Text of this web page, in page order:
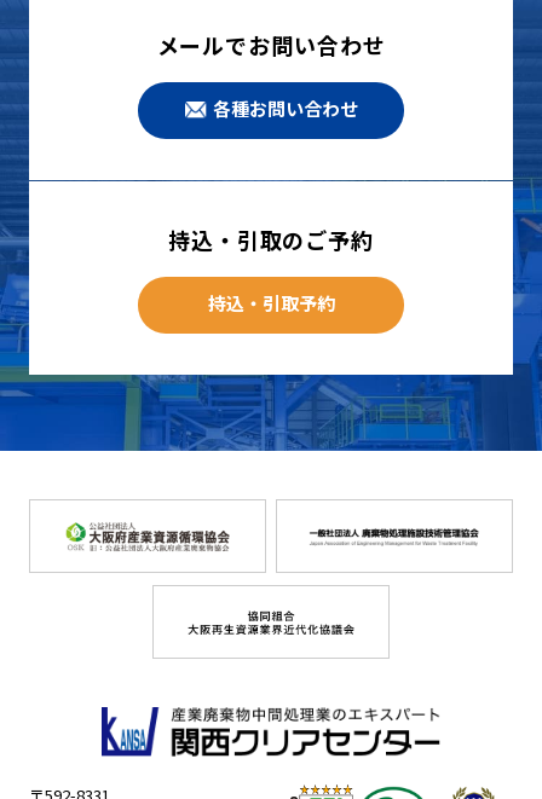
メールでお問い合わせ
各種お問い合わせ
持込・引取のご予約
持込・引取予約